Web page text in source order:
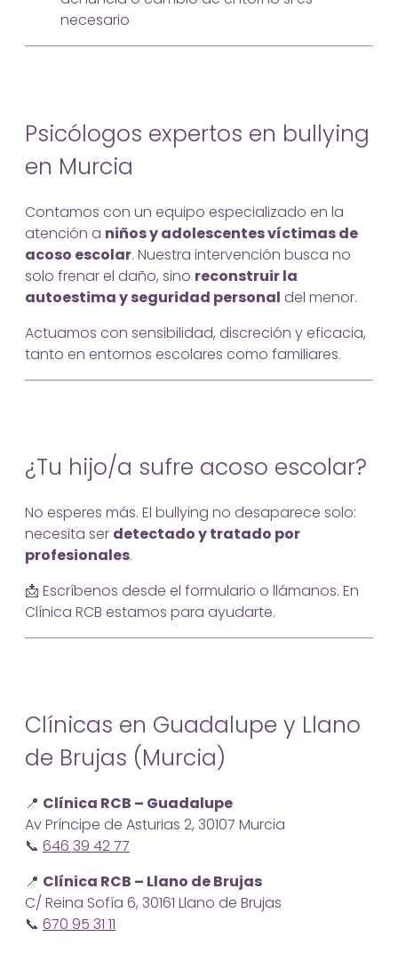
necesario
Psicólogos expertos en bullying
en Murcia
Contamos con un equipo especializado en la
atención a niños y adolescentes víctimas de
acoso escolar. Nuestra intervención busca no
solo frenar el daño, sino reconstruir la
autoestima y seguridad personal del menor.
Actuamos con sensibilidad, discreción y eficacia,
tanto en entornos escolares como familiares.
¿Tu hijo/a sufre acoso escolar?
No esperes más. El bullying no desaparece solo:
necesita ser detectado y tratado por
profesionales.
📩 Escríbenos desde el formulario o llámanos. En
Clínica RCB estamos para ayudarte.
Clínicas en Guadalupe y Llano
de Brujas (Murcia)
📍 Clínica RCB – Guadalupe
Av Príncipe de Asturias 2, 30107 Murcia
📞 646 39 42 77
📍 Clínica RCB – Llano de Brujas
C/ Reina Sofía 6, 30161 Llano de Brujas
📞 670 95 31 11